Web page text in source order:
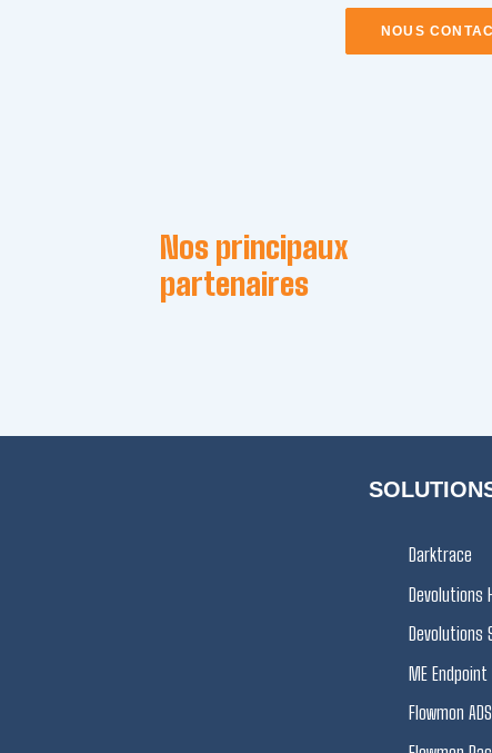
NOUS
Nos principaux
partenaires
Darktrace
Devolutions
Devolutions
ME
Flowmon ADS